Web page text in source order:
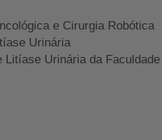
e Cirurgia Robótica
Urinária
Litíase Urinária da